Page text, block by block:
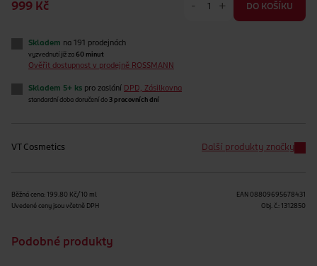
999 Kč - + DO KOŠÍKU
Skladem na 191 prodejnách
vyzvednutí již za 60 minut
Ověřit dostupnost v prodejně ROSSMANN
Skladem 5+ ks pro zaslání DPD, Zásilkovna
standardní doba doručení do 3 pracovních dní
VT Cosmetics Další produkty značky
Běžná cena: 199.80 Kč/10 ml
Uvedené ceny jsou včetně DPH
EAN 08809695678431
Obj. č.: 1312850
Podobné produkty